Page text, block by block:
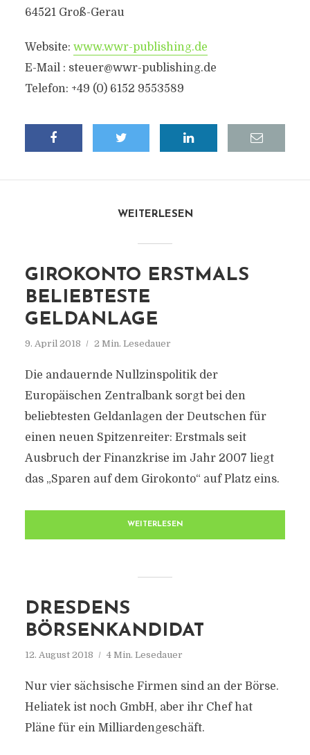
64521 Groß-Gerau
Website: www.wwr-publishing.de
E-Mail : steuer@wwr-publishing.de
Telefon: +49 (0) 6152 9553589
WEITERLESEN
GIROKONTO ERSTMALS
BELIEBTESTE
GELDANLAGE
9. April 2018 2 Min. Lesedauer
Die andauernde Nullzinspolitik der
Europäischen Zentralbank sorgt bei den
beliebtesten Geldanlagen der Deutschen für
einen neuen Spitzenreiter: Erstmals seit
Ausbruch der Finanzkrise im Jahr 2007 liegt
das „Sparen auf dem Girokonto“ auf Platz eins.
WEITERLESEN
DRESDENS
BÖRSENKANDIDAT
12. August 2018 4 Min. Lesedauer
Nur vier sächsische Firmen sind an der Börse.
Heliatek ist noch GmbH, aber ihr Chef hat
Pläne für ein Milliardengeschäft.